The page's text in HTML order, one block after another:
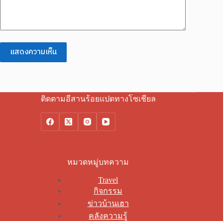
แสดงความเห็น
ติดตามอีสานร้อยแปดทางโซเชียล
หมวดหมู่บทความ
Travel
กิจกรรม
ข่าวบ้านเฮา
คลังความรู้